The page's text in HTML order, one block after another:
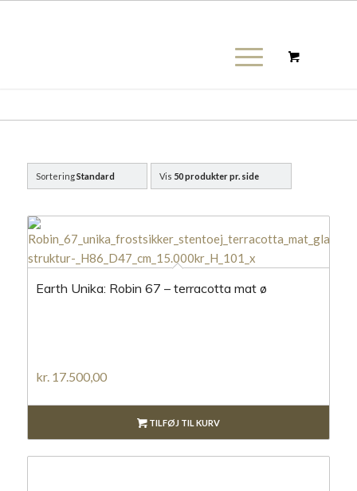
SorteringStandard Vis 50 produkter pr. side
Earth Unika: Robin 67 – terracotta mat ø
kr.17.500,00
TILFØJ TIL KURV